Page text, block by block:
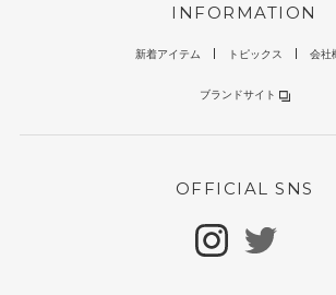
INFORMATION
新着アイテム トピックス 会社
ブランドサイト
OFFICIAL SNS